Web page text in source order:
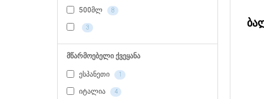
500მლ 8
3
მწარმოებელი ქვეყანა
ესპანეთი 1
იტალია 4